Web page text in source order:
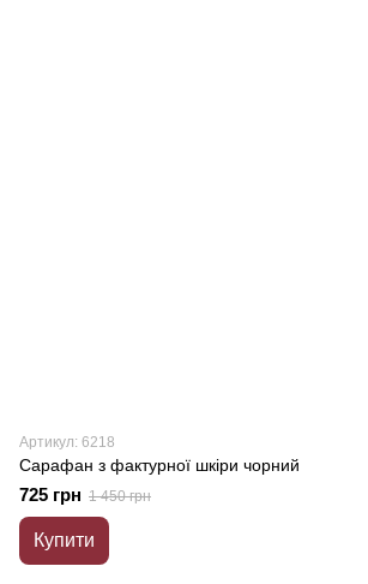
Артикул: 6218
Сарафан з фактурної шкіри чорний
725 грн 1 450 грн
Купити